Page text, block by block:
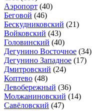
Аэропорт (40)
Беговой (46)
Бескудниковский (21)
Войковский (43)
Головинский (40)
Дегунино Восточное (34)
Дегунино Западное (17)
Дмитровский (24)
Коптево (48)
Левобережный (36)
Молжаниновский (14)
Савёловский (47)